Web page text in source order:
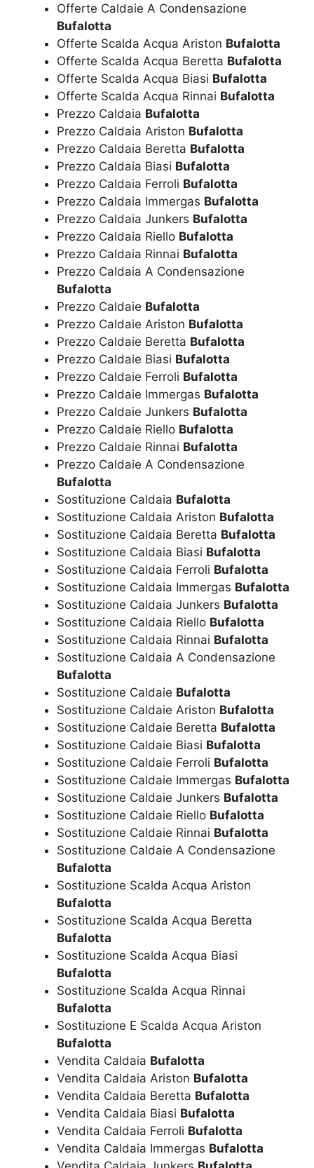
Offerte Caldaie A Condensazione
Bufalotta
Offerte Scalda Acqua Ariston Bufalotta
Offerte Scalda Acqua Beretta Bufalotta
Offerte Scalda Acqua Biasi Bufalotta
Offerte Scalda Acqua Rinnai Bufalotta
Prezzo Caldaia Bufalotta
Prezzo Caldaia Ariston Bufalotta
Prezzo Caldaia Beretta Bufalotta
Prezzo Caldaia Biasi Bufalotta
Prezzo Caldaia Ferroli Bufalotta
Prezzo Caldaia Immergas Bufalotta
Prezzo Caldaia Junkers Bufalotta
Prezzo Caldaia Riello Bufalotta
Prezzo Caldaia Rinnai Bufalotta
Prezzo Caldaia A Condensazione
Bufalotta
Prezzo Caldaie Bufalotta
Prezzo Caldaie Ariston Bufalotta
Prezzo Caldaie Beretta Bufalotta
Prezzo Caldaie Biasi Bufalotta
Prezzo Caldaie Ferroli Bufalotta
Prezzo Caldaie Immergas Bufalotta
Prezzo Caldaie Junkers Bufalotta
Prezzo Caldaie Riello Bufalotta
Prezzo Caldaie Rinnai Bufalotta
Prezzo Caldaie A Condensazione
Bufalotta
Sostituzione Caldaia Bufalotta
Sostituzione Caldaia Ariston Bufalotta
Sostituzione Caldaia Beretta Bufalotta
Sostituzione Caldaia Biasi Bufalotta
Sostituzione Caldaia Ferroli Bufalotta
Sostituzione Caldaia Immergas Bufalotta
Sostituzione Caldaia Junkers Bufalotta
Sostituzione Caldaia Riello Bufalotta
Sostituzione Caldaia Rinnai Bufalotta
Sostituzione Caldaia A Condensazione
Bufalotta
Sostituzione Caldaie Bufalotta
Sostituzione Caldaie Ariston Bufalotta
Sostituzione Caldaie Beretta Bufalotta
Sostituzione Caldaie Biasi Bufalotta
Sostituzione Caldaie Ferroli Bufalotta
Sostituzione Caldaie Immergas Bufalotta
Sostituzione Caldaie Junkers Bufalotta
Sostituzione Caldaie Riello Bufalotta
Sostituzione Caldaie Rinnai Bufalotta
Sostituzione Caldaie A Condensazione
Bufalotta
Sostituzione Scalda Acqua Ariston
Bufalotta
Sostituzione Scalda Acqua Beretta
Bufalotta
Sostituzione Scalda Acqua Biasi
Bufalotta
Sostituzione Scalda Acqua Rinnai
Bufalotta
Sostituzione E Scalda Acqua Ariston
Bufalotta
Vendita Caldaia Bufalotta
Vendita Caldaia Ariston Bufalotta
Vendita Caldaia Beretta Bufalotta
Vendita Caldaia Biasi Bufalotta
Vendita Caldaia Ferroli Bufalotta
Vendita Caldaia Immergas Bufalotta